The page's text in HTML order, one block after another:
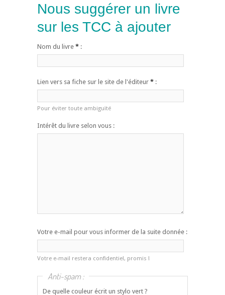
Nous suggérer un livre
sur les TCC à ajouter
Nom du livre * :
Lien vers sa fiche sur le site de l'éditeur * :
Pour éviter toute ambiguïté
Intérêt du livre selon vous :
Votre e-mail pour vous informer de la suite donnée :
Votre e-mail restera confidentiel, promis !
Anti-spam :
De quelle couleur écrit un stylo vert ?